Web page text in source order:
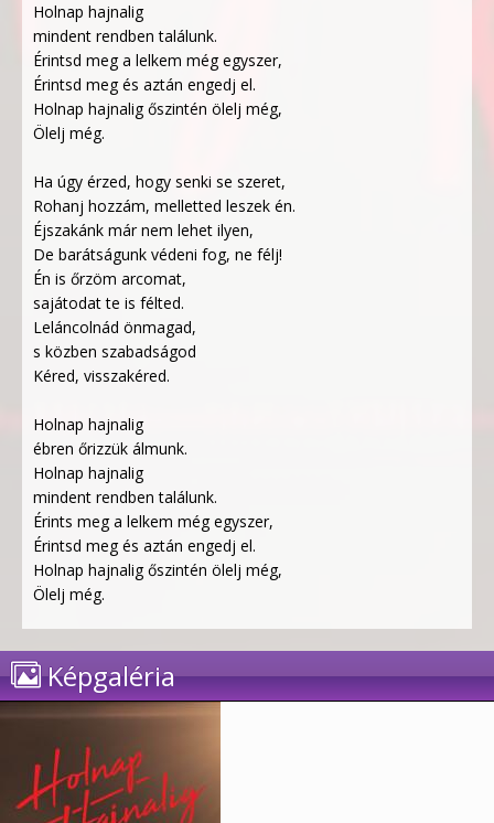
Holnap hajnalig
mindent rendben találunk.
Érintsd meg a lelkem még egyszer,
Érintsd meg és aztán engedj el.
Holnap hajnalig őszintén ölelj még,
Ölelj még.
Ha úgy érzed, hogy senki se szeret,
Rohanj hozzám, melletted leszek én.
Éjszakánk már nem lehet ilyen,
De barátságunk védeni fog, ne félj!
Én is őrzöm arcomat,
sajátodat te is félted.
Leláncolnád önmagad,
s közben szabadságod
Kéred, visszakéred.
Holnap hajnalig
ébren őrizzük álmunk.
Holnap hajnalig
mindent rendben találunk.
Érints meg a lelkem még egyszer,
Érintsd meg és aztán engedj el.
Holnap hajnalig őszintén ölelj még,
Ölelj még.
Képgaléria